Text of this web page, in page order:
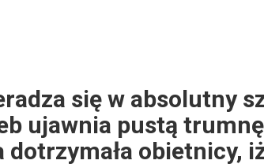
się w absolutny
ujawnia pustą
dotrzymała obietnicy,